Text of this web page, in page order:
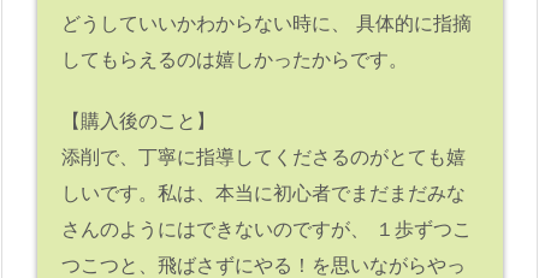
どうしていいかわからない時に、 具体的に指摘
してもらえるのは嬉しかったからです。
【購入後のこと】
添削で、丁寧に指導してくださるのがとても嬉
しいです。私は、本当に初心者でまだまだみな
さんのようにはできないのですが、 １歩ずつこ
つこつと、飛ばさずにやる！を思いながらやっ